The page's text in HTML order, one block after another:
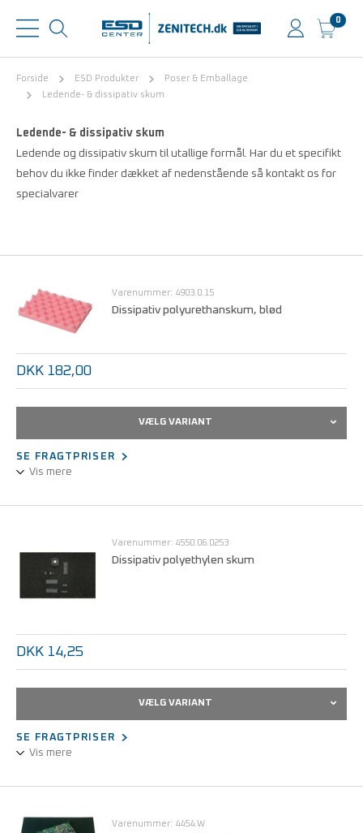
0
Forside ESD Produkter
Poser & Emballage
Ledende- & dissipativ skum
Ledende- & dissipativ skum
Ledende og dissipativ skum til utallige formål. Har du et specifikt
behov du ikke finder dækket af nedenstående så kontakt os for
specialvarer
Varenummer: 4903.0.15
Dissipativ polyurethanskum, blød
DKK 182,00
VÆLG VARIANT
SE FRAGTPRISER
Vis mere
Varenummer: 4550.06.0253
Dissipativ polyethylen skum
DKK 14,25
VÆLG VARIANT
SE FRAGTPRISER
Vis mere
Varenummer: 4454.W